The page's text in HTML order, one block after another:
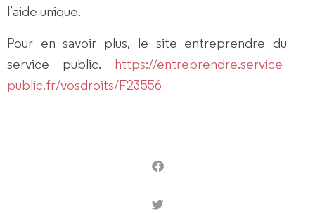
l’aide unique.
Pour en savoir plus, le site entreprendre du
service public. https://entreprendre.service-
public.fr/vosdroits/F23556